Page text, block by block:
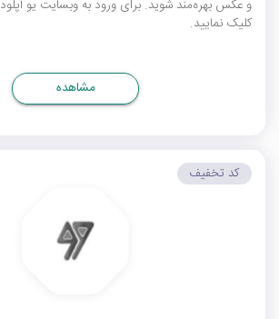
و عکس بهره‌مند شوید. برای ورود به وبسایت یو
کلیک نمایید.
مشاهده
کد تخفیف